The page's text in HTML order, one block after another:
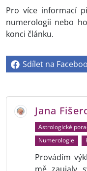
Pro více informací
numerologii nebo
konci článku.
Sdílet na
Jana
Astrologické
Numerologie
Provádím
mě zaujaly